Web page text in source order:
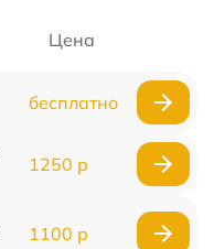
Цена
бесплатно
1250 р
1100 р